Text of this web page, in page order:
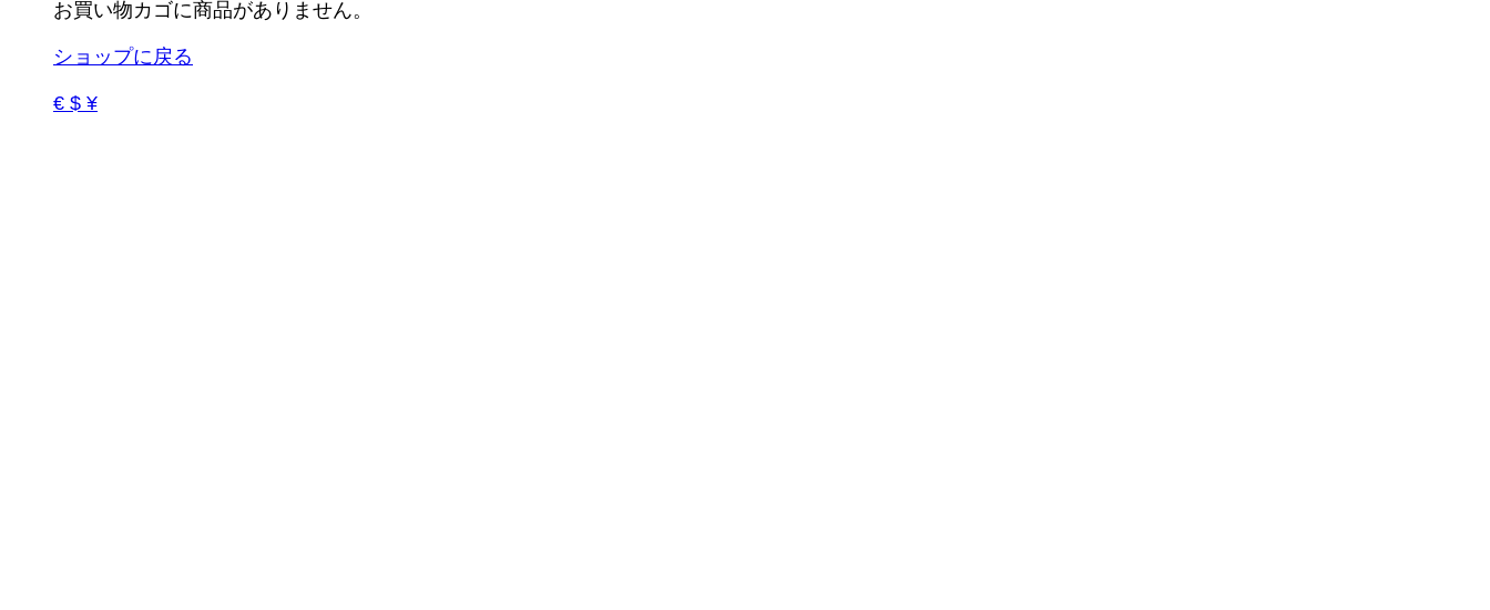
お買い物カゴに商品がありません。
ショップに戻る
€ $ ¥